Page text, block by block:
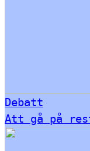
Debatt
Att gå på